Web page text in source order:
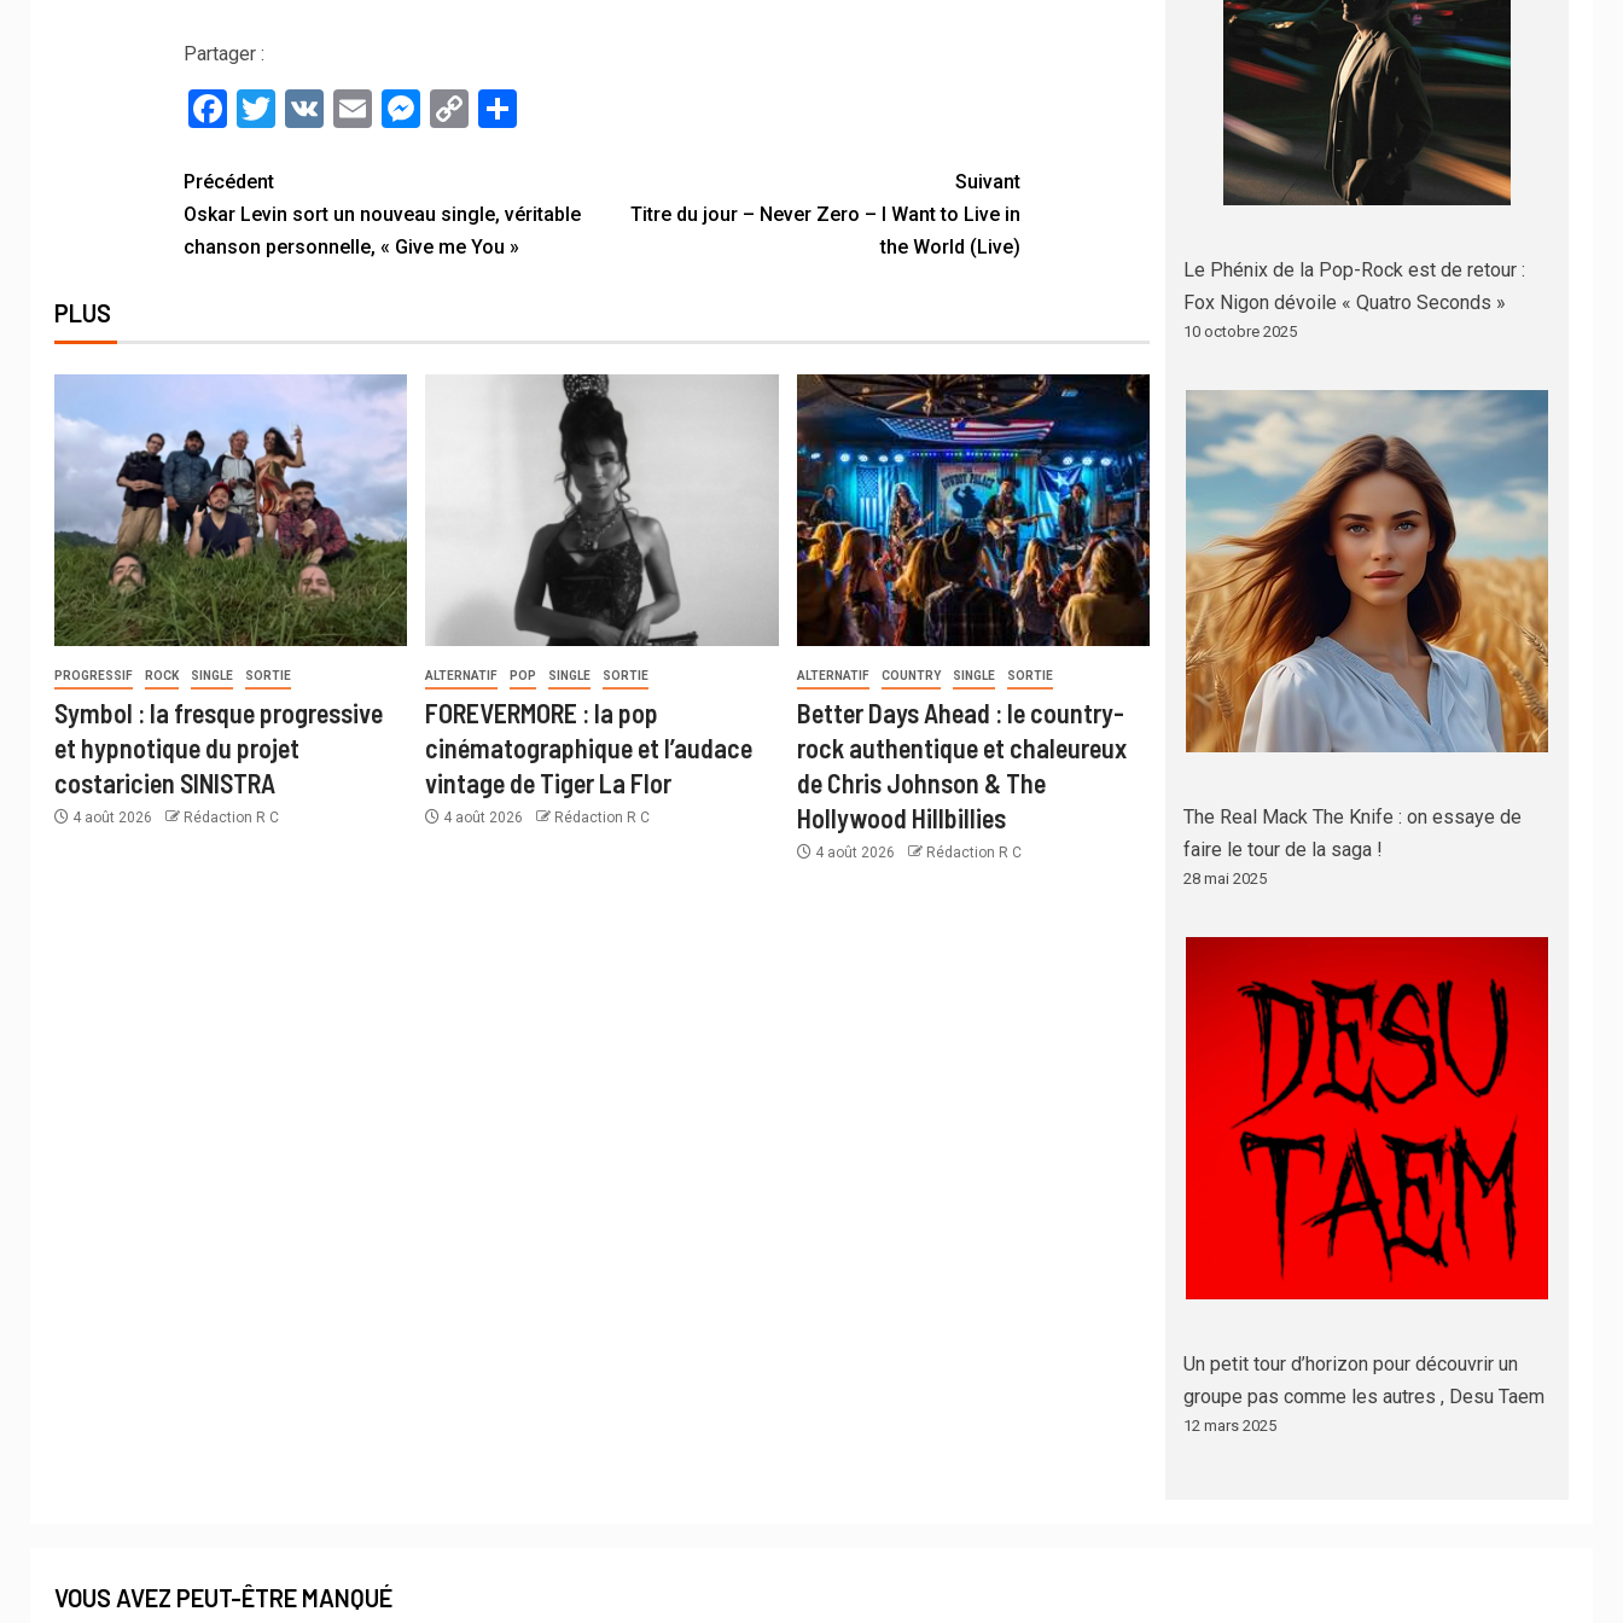
Partager :
Facebook
Twitter
VK EmailMessenger
Copy
Précédent
Oskar Levin sort un nouveau single, véritable
chanson personnelle, « Give me You »
Suivant
Titre du jour – Never Zero – I Want to Live in
the World (Live)
PLUS
PROGRESSIF ROCK SINGLE SORTIE
Symbol : la fresque progressive
et hypnotique du projet
costaricien SINISTRA
4 août 2026 Rédaction R C
ALTERNATIF POP SINGLE SORTIE
FOREVERMORE : la pop
cinématographique et l’audace
vintage de Tiger La Flor
4 août 2026 Rédaction R C
ALTERNATIF COUNTRY SINGLE SORTIE
Better Days Ahead : le country-
rock authentique et chaleureux
de Chris Johnson & The
Hollywood Hillbillies
4 août 2026 Rédaction R C
Le Phénix de la Pop-Rock est de retour :
Fox Nigon dévoile « Quatro Seconds »
10 octobre 2025
The Real Mack The Knife : on essaye de
faire le tour de la saga !
28 mai 2025
Un petit tour d’horizon pour découvrir un
groupe pas comme les autres , Desu Taem
12 mars 2025
VOUS AVEZ PEUT-ÊTRE MANQUÉ